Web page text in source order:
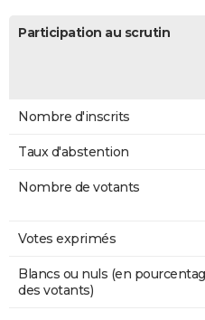
Participation au scrutin
Nombre d'inscrits
Taux d'abstention
Nombre de votants
Votes exprimés
Blancs ou nuls (en
des votants)